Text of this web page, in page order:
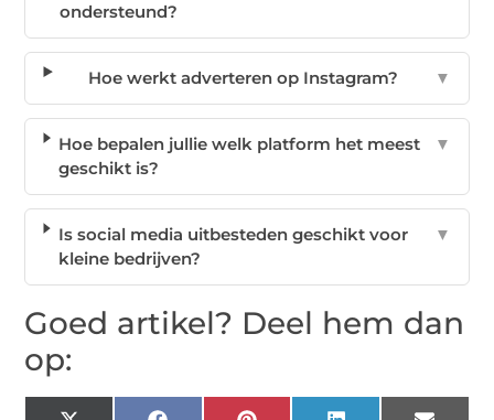
ondersteund?
Hoe werkt adverteren op Instagram? ▼
Hoe bepalen jullie welk platform het meest
geschikt is?
▼
Is social media uitbesteden geschikt voor
kleine bedrijven?
▼
Goed artikel? Deel hem dan
op: